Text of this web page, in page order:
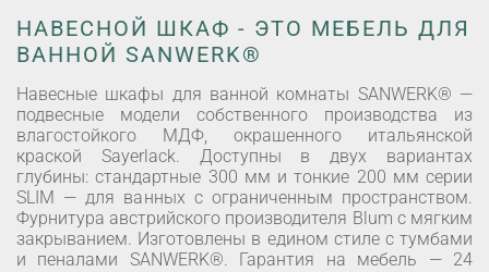
НАВЕСНОЙ ШКАФ - ЭТО МЕБЕЛЬ ДЛЯ
ВАННОЙ SANWERK®
Навесные шкафы для ванной комнаты SANWERK® —
подвесные модели собственного производства из
влагостойкого МДФ, окрашенного итальянской
краской Sayerlack. Доступны в двух вариантах
глубины: стандартные 300 мм и тонкие 200 мм серии
SLIM — для ванных с ограниченным пространством.
Фурнитура австрийского производителя Blum с мягким
закрыванием. Изготовлены в едином стиле с тумбами
и пеналами SANWERK®. Гарантия на мебель — 24